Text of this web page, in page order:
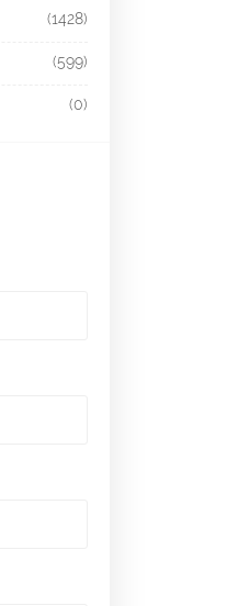
(1428)
(599)
(0)